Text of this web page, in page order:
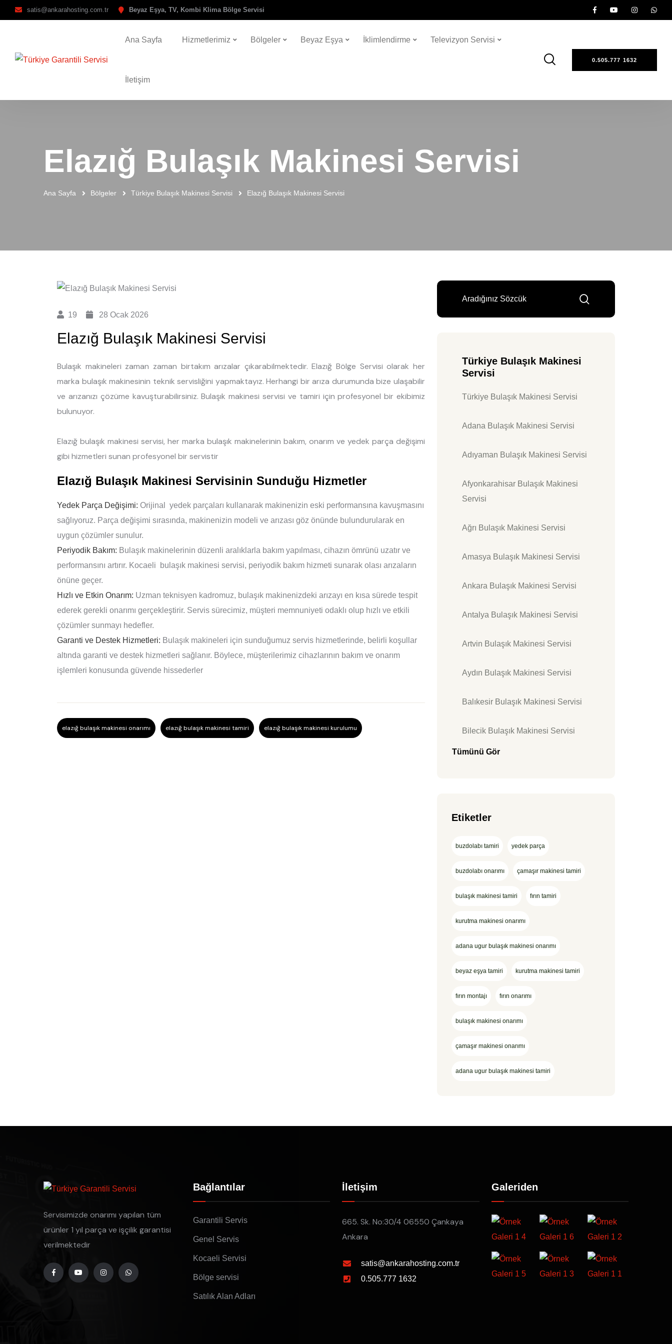
satis@ankarahosting.com.tr Beyaz Eşya, TV, Kombi Klima Bölge Servisi
Ana Sayfa Hizmetlerimiz Bölgeler Beyaz Eşya İklimlendirme Televizyon Servisi
İletişim
0.505.777 1632
Elazığ Bulaşık Makinesi Servisi
Ana Sayfa Bölgeler Türkiye Bulaşık Makinesi Servisi Elazığ Bulaşık Makinesi Servisi
19 28 Ocak 2026
Elazığ Bulaşık Makinesi Servisi
Bulaşık makineleri zaman zaman birtakım arızalar çıkarabilmektedir. Elazığ Bölge Servisi olarak her
marka bulaşık makinesinin teknik servisliğini yapmaktayız. Herhangi bir arıza durumunda bize ulaşabilir
ve arızanızı çözüme kavuşturabilirsiniz. Bulaşık makinesi servisi ve tamiri için profesyonel bir ekibimiz
bulunuyor.
Elazığ bulaşık makinesi servisi, her marka bulaşık makinelerinin bakım, onarım ve yedek parça değişimi
gibi hizmetleri sunan profesyonel bir servistir
Elazığ Bulaşık Makinesi Servisinin Sunduğu Hizmetler
Yedek Parça Değişimi: Orijinal yedek parçaları kullanarak makinenizin eski performansına kavuşmasını
sağlıyoruz. Parça değişimi sırasında, makinenizin modeli ve arızası göz önünde bulundurularak en
uygun çözümler sunulur.
Periyodik Bakım: Bulaşık makinelerinin düzenli aralıklarla bakım yapılması, cihazın ömrünü uzatır ve
performansını artırır. Kocaeli bulaşık makinesi servisi, periyodik bakım hizmeti sunarak olası arızaların
önüne geçer.
Hızlı ve Etkin Onarım: Uzman teknisyen kadromuz, bulaşık makinenizdeki arızayı en kısa sürede tespit
ederek gerekli onarımı gerçekleştirir. Servis sürecimiz, müşteri memnuniyeti odaklı olup hızlı ve etkili
çözümler sunmayı hedefler.
Garanti ve Destek Hizmetleri: Bulaşık makineleri için sunduğumuz servis hizmetlerinde, belirli koşullar
altında garanti ve destek hizmetleri sağlanır. Böylece, müşterilerimiz cihazlarının bakım ve onarım
işlemleri konusunda güvende hissederler
elazığ bulaşık makinesi onarımı elazığ bulaşık makinesi tamiri elazığ bulaşık makinesi kurulumu
Türkiye Bulaşık Makinesi
Servisi
Türkiye Bulaşık Makinesi Servisi
Adana Bulaşık Makinesi Servisi
Adıyaman Bulaşık Makinesi Servisi
Afyonkarahisar Bulaşık Makinesi
Servisi
Ağrı Bulaşık Makinesi Servisi
Amasya Bulaşık Makinesi Servisi
Ankara Bulaşık Makinesi Servisi
Antalya Bulaşık Makinesi Servisi
Artvin Bulaşık Makinesi Servisi
Aydın Bulaşık Makinesi Servisi
Balıkesir Bulaşık Makinesi Servisi
Bilecik Bulaşık Makinesi Servisi
Tümünü Gör
Etiketler
buzdolabı tamiri yedek parça
buzdolabı onarımı çamaşır makinesi tamiri
bulaşık makinesi tamiri fırın tamiri
kurutma makinesi onarımı
adana ugur bulaşık makinesi onarımı
beyaz eşya tamiri kurutma makinesi tamiri
fırın montajı fırın onarımı
bulaşık makinesi onarımı
çamaşır makinesi onarımı
adana ugur bulaşık makinesi tamiri
Servisimizde onarımı yapılan tüm
ürünler 1 yıl parça ve işçilik garantisi
verilmektedir
Bağlantılar
Garantili Servis
Genel Servis
Kocaeli Servisi
Bölge servisi
Satılık Alan Adları
İletişim
665. Sk. No:30/4 06550 Çankaya
Ankara
satis@ankarahosting.com.tr
0.505.777 1632
Galeriden